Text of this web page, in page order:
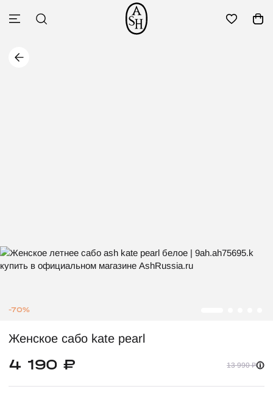
-70%
Женское сабо kate pearl
4 190 ₽ 13 990 ₽